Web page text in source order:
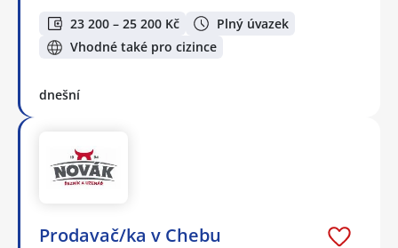
23 200 – 25 200 Kč
Plný úvazek
Vhodné také pro cizince
dnešní
Prodavač/ka v Chebu